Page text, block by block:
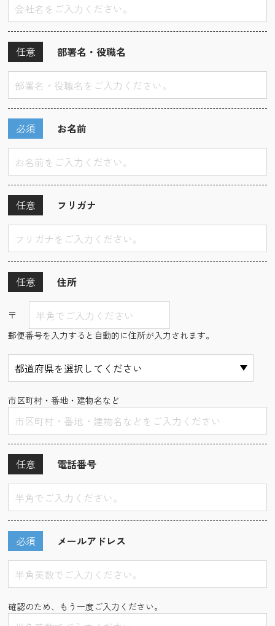
部署名・役職名
任意
お名前
必須
フリガナ
任意
住所
任意
〒
郵便番号を入力すると自動的に住所が入力されます。
市区町村・番地・建物名など
電話番号
任意
メールアドレス
必須
確認のため、もう一度ご入力ください。